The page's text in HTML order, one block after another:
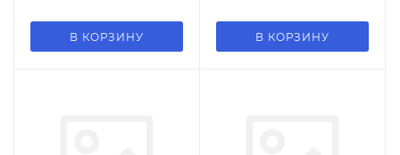
В КОРЗИНУ В КОРЗИНУ